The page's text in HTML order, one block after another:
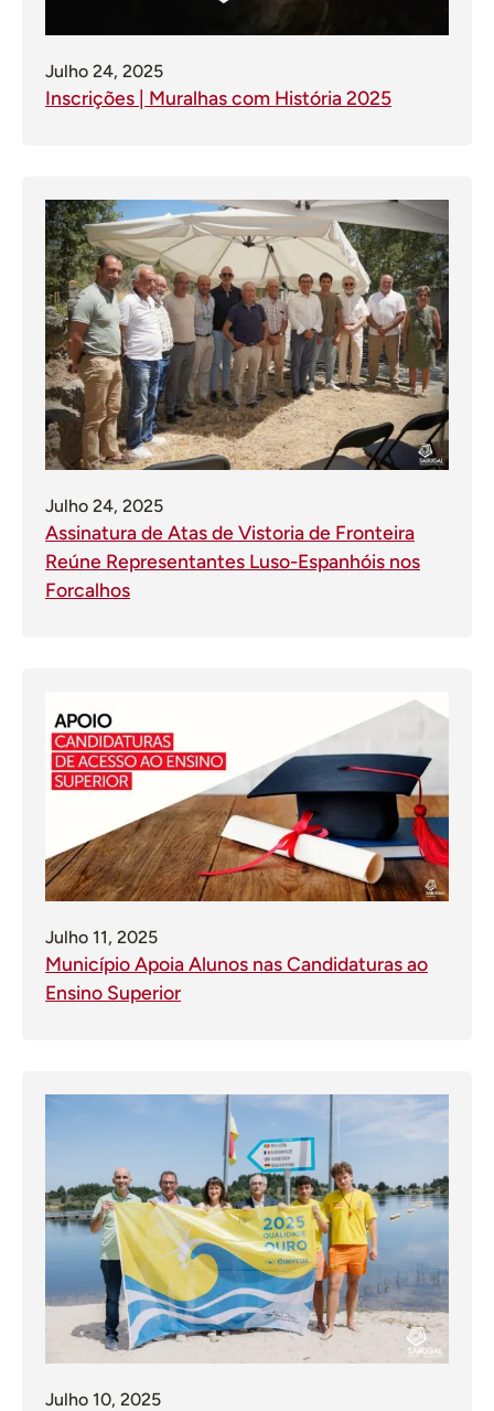
Julho 24, 2025
Inscrições | Muralhas com História 2025
Julho 24, 2025
Assinatura de Atas de Vistoria de Fronteira
Reúne Representantes Luso-Espanhóis nos
Forcalhos
Julho 11, 2025
Município Apoia Alunos nas Candidaturas ao
Ensino Superior
Julho 10, 2025